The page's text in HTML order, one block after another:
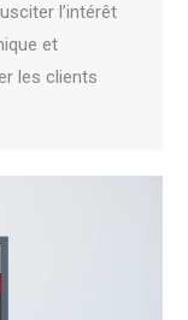
l’intérêt
et
les clients